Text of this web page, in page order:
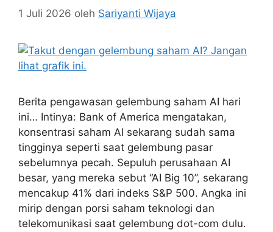
1 Juli 2026 oleh Sariyanti Wijaya
Berita pengawasan gelembung saham AI hari
ini… Intinya: Bank of America mengatakan,
konsentrasi saham AI sekarang sudah sama
tingginya seperti saat gelembung pasar
sebelumnya pecah. Sepuluh perusahaan AI
besar, yang mereka sebut “AI Big 10”, sekarang
mencakup 41% dari indeks S&P 500. Angka ini
mirip dengan porsi saham teknologi dan
telekomunikasi saat gelembung dot-com dulu.